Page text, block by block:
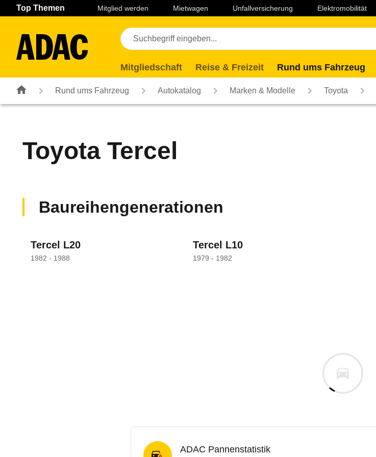
Navigation Seiteninhalt Fußzeile
Top Themen Mitglied werden Mietwagen Unfallversicherung Elektromobilität
Mitgliedschaft Reise & Freizeit Rund ums Fahrzeug
Rund ums Fahrzeug Autokatalog Marken & Modelle Toyota
Toyota Tercel
Baureihengenerationen
Tercel L20
1982 - 1988
Tercel L10
1979 - 1982
ADAC Pannenstatistik